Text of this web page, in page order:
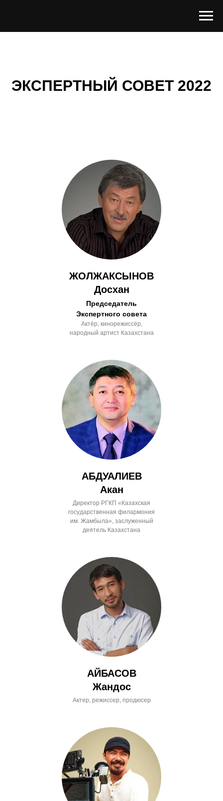
ЭКСПЕРТНЫЙ СОВЕТ 2022
ЖОЛЖАКСЫНОВ
Досхан
Председатель
Экспертного совета
Актёр, кинорежиссёр,
народный артист Казахстана
АБДУАЛИЕВ
Акан
Директор РГКП «Казахская
государственная филармония
им. Жамбыла», заслуженный
деятель Казахстана
АЙБАСОВ
Жандос
Актер, режиссер, продюсер